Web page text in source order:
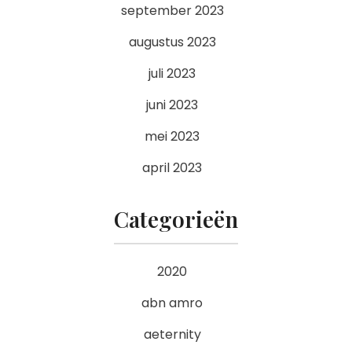
september 2023
augustus 2023
juli 2023
juni 2023
mei 2023
april 2023
Categorieën
2020
abn amro
aeternity